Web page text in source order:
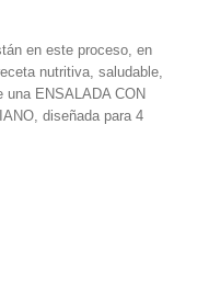
en este proceso, en
nutritiva, saludable,
ENSALADA CON
diseñada para 4